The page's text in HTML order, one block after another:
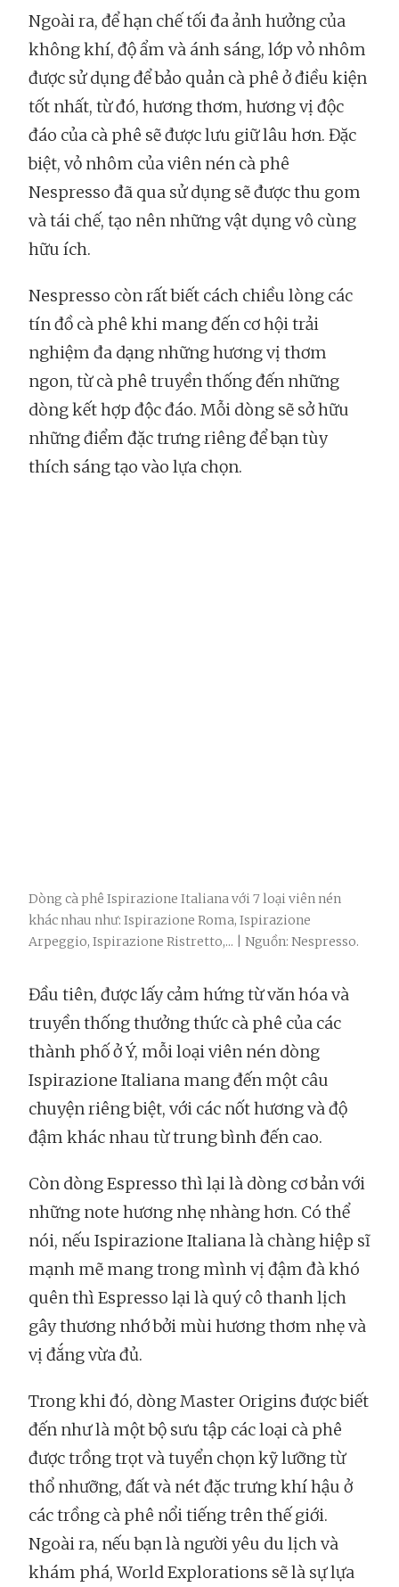
Ngoài ra, để hạn chế tối đa ảnh hưởng của
không khí, độ ẩm và ánh sáng, lớp vỏ nhôm
được sử dụng để bảo quản cà phê ở điều kiện
tốt nhất, từ đó, hương thơm, hương vị độc
đáo của cà phê sẽ được lưu giữ lâu hơn. Đặc
biệt, vỏ nhôm của viên nén cà phê
Nespresso đã qua sử dụng sẽ được thu gom
và tái chế, tạo nên những vật dụng vô cùng
hữu ích.
Nespresso còn rất biết cách chiều lòng các
tín đồ cà phê khi mang đến cơ hội trải
nghiệm đa dạng những hương vị thơm
ngon, từ cà phê truyền thống đến những
dòng kết hợp độc đáo. Mỗi dòng sẽ sở hữu
những điểm đặc trưng riêng để bạn tùy
thích sáng tạo vào lựa chọn.
Dòng cà phê Ispirazione Italiana với 7 loại viên nén
khác nhau như: Ispirazione Roma, Ispirazione
Arpeggio, Ispirazione Ristretto,... | Nguồn: Nespresso.
Đầu tiên, được lấy cảm hứng từ văn hóa và
truyền thống thưởng thức cà phê của các
thành phố ở Ý, mỗi loại viên nén dòng
Ispirazione Italiana mang đến một câu
chuyện riêng biệt, với các nốt hương và độ
đậm khác nhau từ trung bình đến cao.
Còn dòng Espresso thì lại là dòng cơ bản với
những note hương nhẹ nhàng hơn. Có thể
nói, nếu Ispirazione Italiana là chàng hiệp sĩ
mạnh mẽ mang trong mình vị đậm đà khó
quên thì Espresso lại là quý cô thanh lịch
gây thương nhớ bởi mùi hương thơm nhẹ và
vị đắng vừa đủ.
Trong khi đó, dòng Master Origins được biết
đến như là một bộ sưu tập các loại cà phê
được trồng trọt và tuyển chọn kỹ lưỡng từ
thổ nhưỡng, đất và nét đặc trưng khí hậu ở
các trồng cà phê nổi tiếng trên thế giới.
Ngoài ra, nếu bạn là người yêu du lịch và
khám phá, World Explorations sẽ là sự lựa